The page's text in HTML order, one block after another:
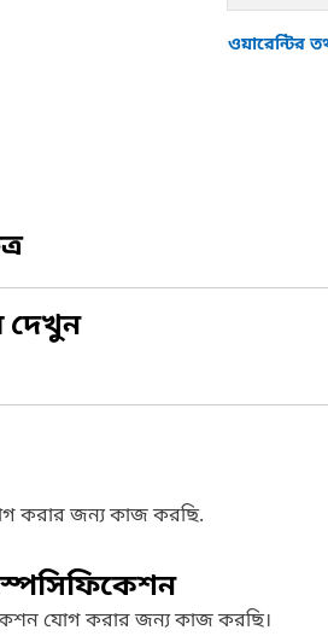
ওয়ারেন্টির
দেখুন
করার জন্য কাজ করছি.
যোগ করার জন্য কাজ করছি।